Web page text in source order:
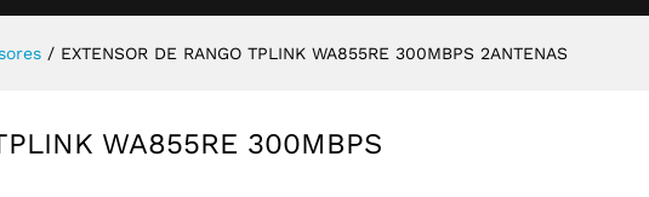
/ EXTENSOR DE RANGO TPLINK WA855RE 300MBPS 2ANTENAS
WA855RE 300MBPS